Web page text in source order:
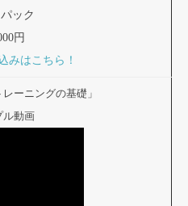
ック
円
みはこちら！
ーニングの基礎」
ル動画